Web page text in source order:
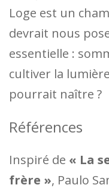
Loge est un
devrait nous
essentielle :
cultiver la
pourrait naître ?
Références
Inspiré de « La
frère », Paulo